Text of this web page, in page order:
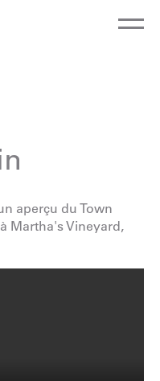
aperçu du Town
Martha's Vineyard,